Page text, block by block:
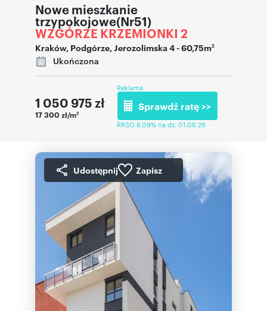
Nowe mieszkanie
trzypokojowe(Nr51)
WZGÓRZE KRZEMIONKI 2
Kraków, Podgórze,Jerozolimska 4- 60,75m2
Ukończona
1 050 975 zł
17 300 zł/m2
Reklama
Sprawdź ratę >>
RRSO 6,09% na dz. 01.06.26
Udostępnij Zapisz